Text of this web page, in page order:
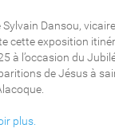
Sylvain Dansou,
cette exposition
à l’occasion du
de Jésus à
plus.